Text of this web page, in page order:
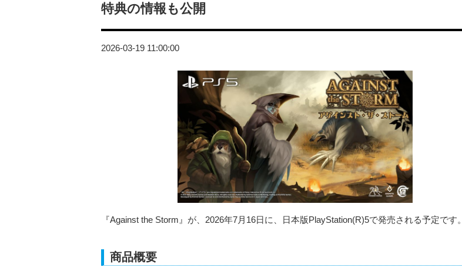
特典の情報も公開
2026-03-19 11:00:00
『Against the Storm』が、2026年7月16日に、日本版PlayStation(R)5で発売される予定です。
商品概要